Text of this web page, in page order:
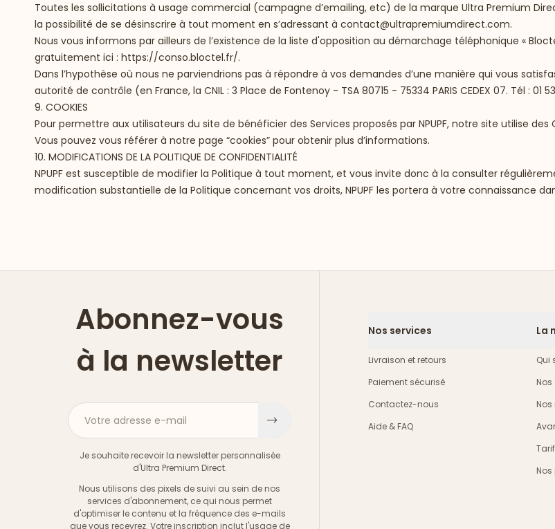
Toutes les sollicitations à usage commercial (campagne d’emailing, etc) de la marque Ultra Premium
la possibilité de se désinscrire à tout moment en s’adressant à contact@ultrapremiumdirect.com.
Nous vous informons par ailleurs de l’existence de la liste d'opposition au démarchage téléphonique «
gratuitement ici : https://conso.bloctel.fr/.
Dans l’hypothèse où nous ne parviendrions pas à répondre à vos demandes d’une manière qui vous
autorité de contrôle (en France, la CNIL : 3 Place de Fontenoy - TSA 80715 - 75334 PARIS CEDEX 07. Tél : 01
9. COOKIES
Pour permettre aux utilisateurs du site de bénéficier des Services proposés par NPUPF, notre site utilise des
Vous pouvez vous référer à notre page “cookies” pour obtenir plus d’informations.
10. MODIFICATIONS DE LA POLITIQUE DE CONFIDENTIALITÉ
NPUPF est susceptible de modifier la Politique à tout moment, et vous invite donc à la consulter
modification substantielle de la Politique concernant vos droits, NPUPF les portera à votre connaissance
Abonnez-vous
à la newsletter
Votre adresse e-mail
Je souhaite recevoir la newsletter personnalisée
d'Ultra Premium Direct.
Nous utilisons des pixels de suivi au sein de nos
services d'abonnement, ce qui nous permet
d'optimiser le contenu et la fréquence des e-mails
que vous recevrez. Votre inscription inclut l'usage de
Nos services
Livraison et retours
Paiement sécurisé
Contactez-nous
Aide & FAQ
La
Qui